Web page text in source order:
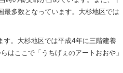
多数となっています。大杉地区では
。大杉地区では平成4年に三階建養
はここで「うちげぇのアートおおや」